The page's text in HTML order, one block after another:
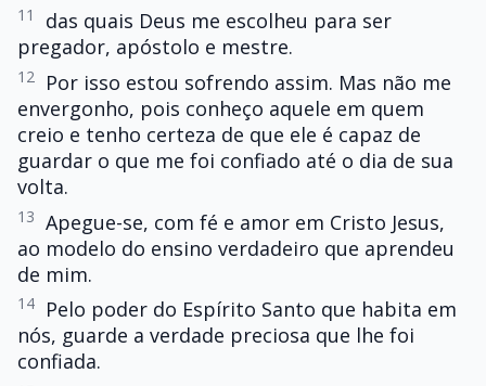
11
das quais Deus me escolheu para ser
pregador, apóstolo e mestre.
12
Por isso estou sofrendo assim. Mas não me
envergonho, pois conheço aquele em quem
creio e tenho certeza de que ele é capaz de
guardar o que me foi confiado até o dia de sua
volta.
13 Apegue-se, com fé e amor em Cristo Jesus,
ao modelo do ensino verdadeiro que aprendeu
de mim.
14
Pelo poder do Espírito Santo que habita em
nós, guarde a verdade preciosa que lhe foi
confiada.